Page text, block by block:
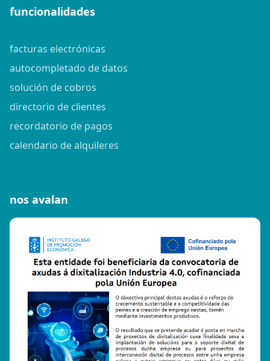
funcionalidades
facturas electrónicas
autocompletado de datos
solución de cobros
directorio de clientes
recordatorio de pagos
calendario de alquileres
nos avalan